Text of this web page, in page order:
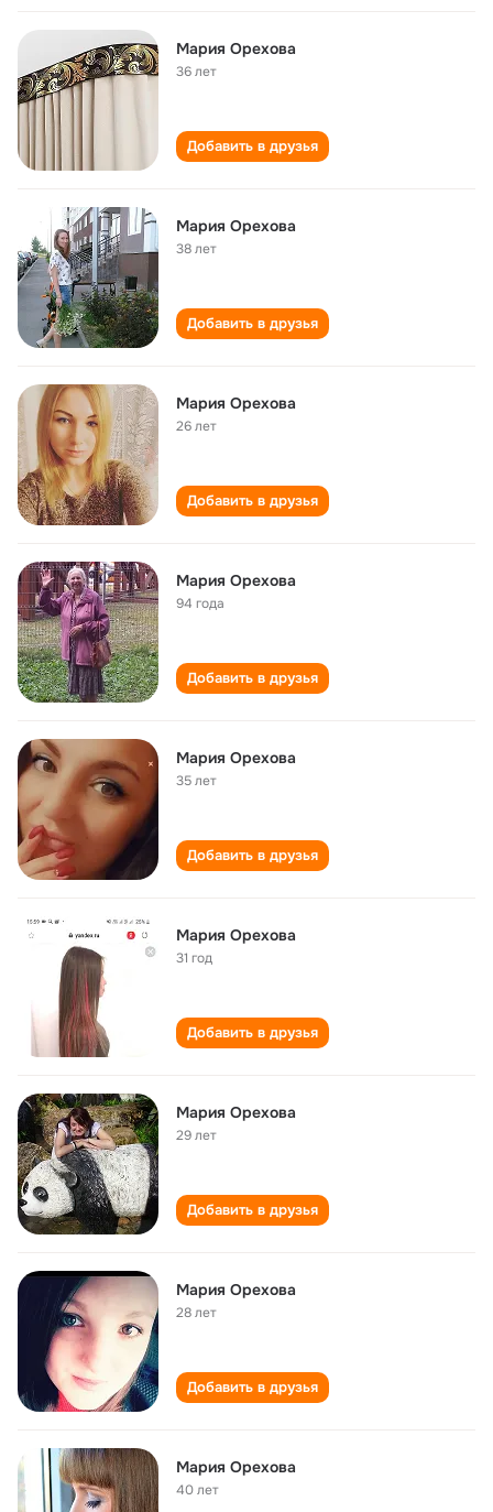
Мария Орехова
36 лет
Добавить в друзья
Мария Орехова
38 лет
Добавить в друзья
Мария Орехова
26 лет
Добавить в друзья
Мария Орехова
94 года
Добавить в друзья
Мария Орехова
35 лет
Добавить в друзья
Мария Орехова
31 год
Добавить в друзья
Мария Орехова
29 лет
Добавить в друзья
Мария Орехова
28 лет
Добавить в друзья
Мария Орехова
40 лет